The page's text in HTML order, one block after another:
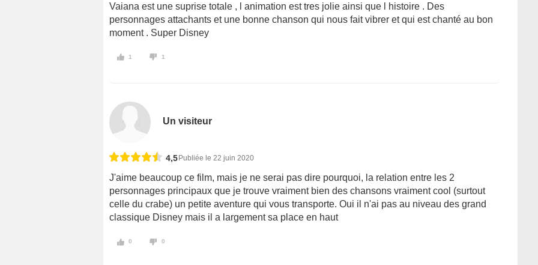
Vaiana est une suprise totale , l animation est tres jolie ainsi que l histoire . Des
personnages attachants et une bonne chanson qui nous fait vibrer et qui est chanté au bon
moment . Super Disney
1 1
Un visiteur
4,5 Publiée le 22 juin 2020
J'aime beaucoup ce film, mais je ne serai pas dire pourquoi, la relation entre les 2
personnages principaux que je trouve vraiment bien des chansons vraiment cool (surtout
celle du crabe) un petite aventure qui vous transporte. Oui il n'ai pas au niveau des grand
classique Disney mais il a largement sa place en haut
0 0